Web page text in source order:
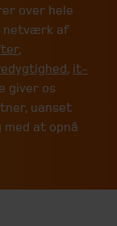
over hele
netværk af
,
, it-
giver os
uanset
at opnå